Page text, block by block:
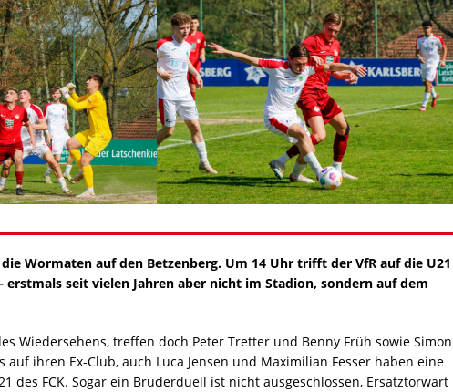
Wormaten auf den Betzenberg. Um 14 Uhr trifft der VfR auf die U21
erstmals seit vielen Jahren aber nicht im Stadion, sondern auf dem
Wiedersehens, treffen doch Peter Tretter und Benny Früh sowie Simon
auf ihren Ex-Club, auch Luca Jensen und Maximilian Fesser haben eine
des FCK. Sogar ein Bruderduell ist nicht ausgeschlossen, Ersatztorwart